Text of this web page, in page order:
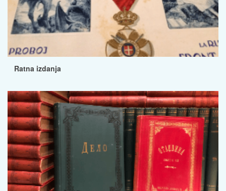
Ratna izdanja